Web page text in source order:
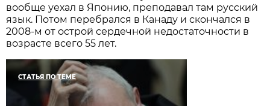
вообще уехал в Японию, преподавал там русский
язык. Потом перебрался в Канаду и скончался в
2008-м от острой сердечной недостаточности в
возрасте всего 55 лет.
СТАТЬЯ ПО ТЕМЕ